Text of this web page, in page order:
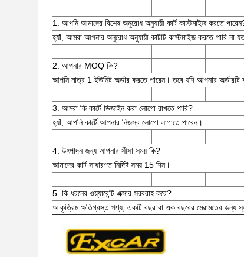
1. আপনি আমাদের বিশেষ অনুরোধ অনুযায়ী কার্ট কাস্টমাইজ করতে
হ্যাঁ, আমরা আপনার অনুরোধ অনুযায়ী কার্টটি কাস্টমাইজ করতে পারি না
2. আপনার MOQ কি?
আপনি মাত্র 1 ইউনিট অর্ডার করতে পারেন। তবে যদি আপনার
3. আমরা কি কার্টে ডিজাইন করা লোগো রাখতে পারি?
হ্যাঁ, আপনি কার্টে আপনার নিজস্ব লোগো লাগাতে পারেন।
4. উৎপাদন জন্য আপনার সীসা সময় কি?
আমাদের কার্ট সাধারণত নির্দিষ্ট সময় 15 দিন।
5. কি ধরনের ওয়্যারেন্টি এক্সার সরবরাহ করে?
অ কৃত্রিম ক্ষতিগ্রস্ত পণ্য, একটি বছর বা এক বছরের মেরামতের জন্য